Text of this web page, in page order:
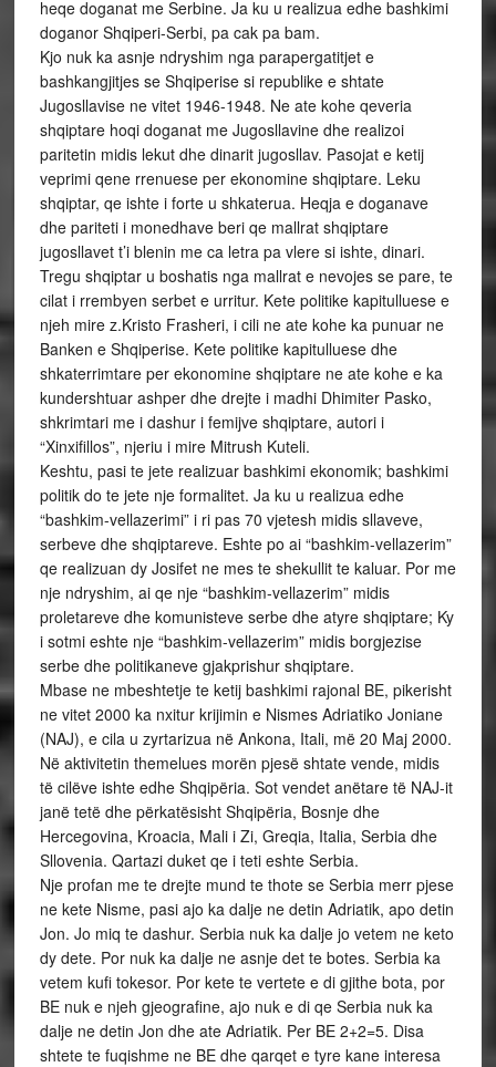
heqe doganat me Serbine. Ja ku u realizua edhe bashkimi
doganor Shqiperi-Serbi, pa cak pa bam.
Kjo nuk ka asnje ndryshim nga parapergatitjet e
bashkangjitjes se Shqiperise si republike e shtate
Jugosllavise ne vitet 1946-1948. Ne ate kohe qeveria
shqiptare hoqi doganat me Jugosllavine dhe realizoi
paritetin midis lekut dhe dinarit jugosllav. Pasojat e ketij
veprimi qene rrenuese per ekonomine shqiptare. Leku
shqiptar, qe ishte i forte u shkaterua. Heqja e doganave
dhe pariteti i monedhave beri qe mallrat shqiptare
jugosllavet t’i blenin me ca letra pa vlere si ishte, dinari.
Tregu shqiptar u boshatis nga mallrat e nevojes se pare, te
cilat i rrembyen serbet e urritur. Kete politike kapitulluese e
njeh mire z.Kristo Frasheri, i cili ne ate kohe ka punuar ne
Banken e Shqiperise. Kete politike kapitulluese dhe
shkaterrimtare per ekonomine shqiptare ne ate kohe e ka
kundershtuar ashper dhe drejte i madhi Dhimiter Pasko,
shkrimtari me i dashur i femijve shqiptare, autori i
“Xinxifillos”, njeriu i mire Mitrush Kuteli.
Keshtu, pasi te jete realizuar bashkimi ekonomik; bashkimi
politik do te jete nje formalitet. Ja ku u realizua edhe
“bashkim-vellazerimi” i ri pas 70 vjetesh midis sllaveve,
serbeve dhe shqiptareve. Eshte po ai “bashkim-vellazerim”
qe realizuan dy Josifet ne mes te shekullit te kaluar. Por me
nje ndryshim, ai qe nje “bashkim-vellazerim” midis
proletareve dhe komunisteve serbe dhe atyre shqiptare; Ky
i sotmi eshte nje “bashkim-vellazerim” midis borgjezise
serbe dhe politikaneve gjakprishur shqiptare.
Mbase ne mbeshtetje te ketij bashkimi rajonal BE, pikerisht
ne vitet 2000 ka nxitur krijimin e Nismes Adriatiko Joniane
(NAJ), e cila u zyrtarizua në Ankona, Itali, më 20 Maj 2000.
Në aktivitetin themelues morën pjesë shtate vende, midis
të cilëve ishte edhe Shqipëria. Sot vendet anëtare të NAJ-it
janë tetë dhe përkatësisht Shqipëria, Bosnje dhe
Hercegovina, Kroacia, Mali i Zi, Greqia, Italia, Serbia dhe
Sllovenia. Qartazi duket qe i teti eshte Serbia.
Nje profan me te drejte mund te thote se Serbia merr pjese
ne kete Nisme, pasi ajo ka dalje ne detin Adriatik, apo detin
Jon. Jo miq te dashur. Serbia nuk ka dalje jo vetem ne keto
dy dete. Por nuk ka dalje ne asnje det te botes. Serbia ka
vetem kufi tokesor. Por kete te vertete e di gjithe bota, por
BE nuk e njeh gjeografine, ajo nuk e di qe Serbia nuk ka
dalje ne detin Jon dhe ate Adriatik. Per BE 2+2=5. Disa
shtete te fuqishme ne BE dhe qarqet e tyre kane interesa